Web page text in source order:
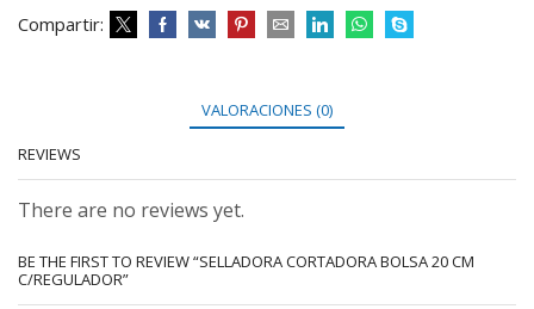
Compartir:
VALORACIONES (0)
REVIEWS
There are no reviews yet.
BE THE FIRST TO REVIEW “SELLADORA CORTADORA BOLSA 20 CM
C/REGULADOR”